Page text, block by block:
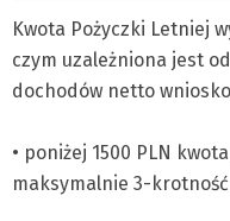
Kwota Pożyczki Letniej
czym uzależniona jest
dochodów netto
• poniżej 1500 PLN
maksymalnie 3-